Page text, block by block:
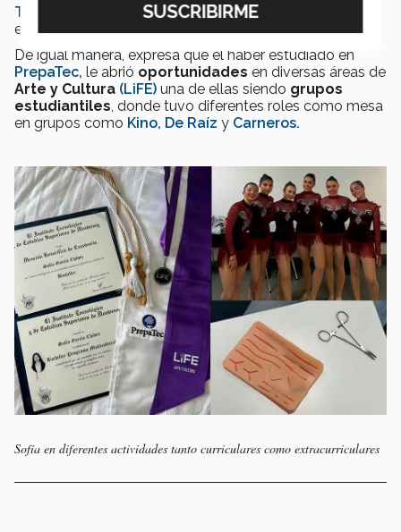
TecMed
, que la han llevado a buscar nuevos
espacios decrecimiento personal.
De igual manera, expresa que el haber estudiado en
PrepaTec, le abrió oportunidades en diversas áreas de
Arte y Cultura (LiFE) una de ellas siendo grupos
estudiantiles, donde tuvo diferentes roles como mesa
en grupos como Kino, De Raíz y Carneros.
Sofía en diferentes actividades tanto curriculares como extracurriculares